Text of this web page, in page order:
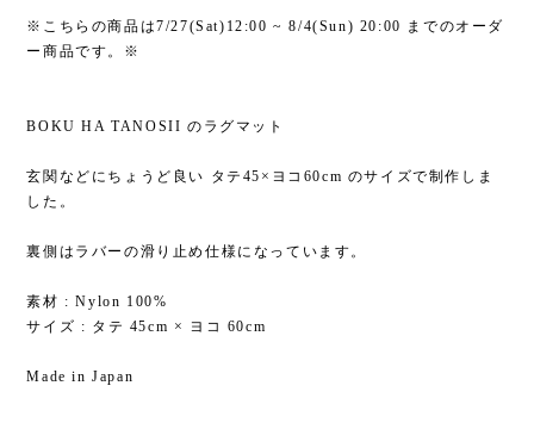
※こちらの商品は7/27(Sat)12:00 ~ 8/4(Sun) 20:00 までのオーダ
ー商品です。※
BOKU HA TANOSII のラグマット
玄関などにちょうど良い タテ45×ヨコ60cm のサイズで制作しま
した。
裏側はラバーの滑り止め仕様になっています。
素材 : Nylon 100%
サイズ : タテ 45cm × ヨコ 60cm
Made in Japan